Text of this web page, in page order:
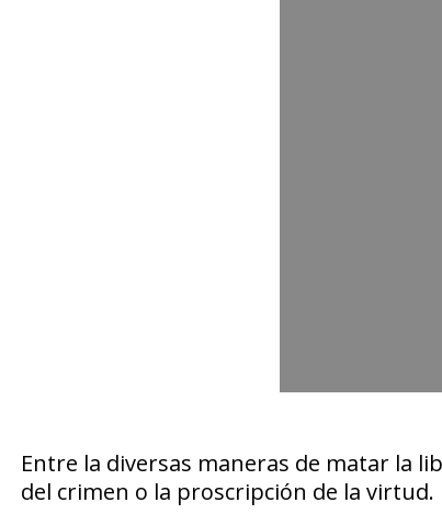
Entre la diversas maneras de matar la
del crimen o la proscripción de la virtud.